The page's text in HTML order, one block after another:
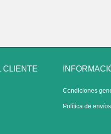
CLIENTE
Condiciones
Política de